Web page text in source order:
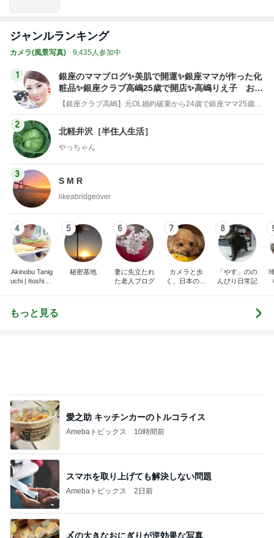
ジャンルランキング
カメラ(風景写真) 9,435人参加中
1
銀座のママブログ✨美肌で開運✨銀座ママが作った化
粧品✨銀座クラブ高嶋25歳で開店✨高嶋りえ子 お着
物でエルメス バーキン コーデ
2
北軽井沢［半住人生活］
やっちゃん
3
S M R
likeabridgeover
4
Akinobu Tanig
uchi | Itoshima
5
秘密基地
6
妻に先立たれ
た老人ブログ
7
カメラと歩
く、日本の風
8
「やす」のの
んびり日常記
もっと見る
愛之助 キッチンカーのトルコライス
Amebaトピックス 10時間前
スマホを取り上げても解決しない問題
Amebaトピックス 2日前
〆の大きなおにぎりが逆効果な写真